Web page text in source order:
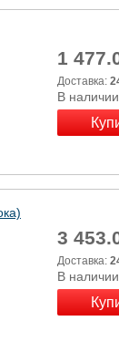
1
Доставка:
В
3
Доставка:
В